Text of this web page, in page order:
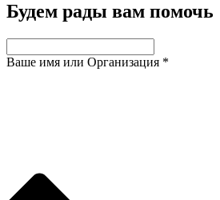
Будем рады вам помочь
Ваше имя или Организация *